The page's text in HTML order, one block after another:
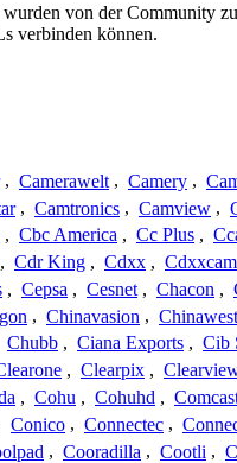
von der Community
verbinden können.
, Camerawelt , Camery ,
, Camtronics , Camview ,
, Cbc America , Cc Plus ,
, Cdr King , Cdxx ,
, Cepsa , Cesnet , Chacon ,
, Chinavasion , Chinawest
Chubb , Ciana Exports , Cib
, Clearpix ,
, Cohu , Cohuhd ,
Conico , Connectec ,
, Cooradilla , Cootli ,